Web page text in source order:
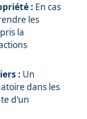
: En cas
les
la
: Un
dans les
d'un